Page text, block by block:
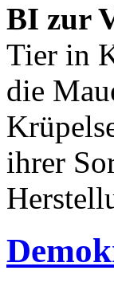
BI zur
Tier in
die
ihrer